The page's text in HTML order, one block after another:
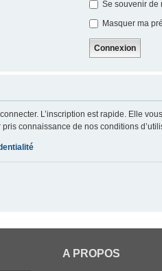
Se souvenir de
Masquer ma
L’inscription est rapide. Elle
connaissance de nos conditions
A PROPOS